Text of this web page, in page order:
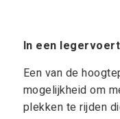
In een
Een van de
mogelijkheid om
plekken te rijden